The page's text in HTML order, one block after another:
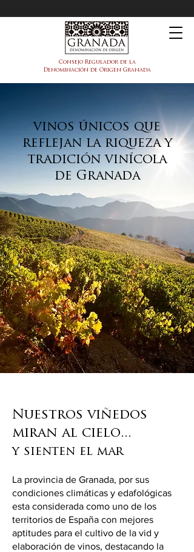
Consejo Regulador de la
Denominación de Origen Granada
vinos únicos que
reflejan la riqueza y
tradición vinícola
de Granada
Nuestros viñedos
miran al cielo...
y sienten el mar
La provincia de Granada, por sus
condiciones climáticas y edafológicas
esta considerada como uno de los
territorios de España con mejores
aptitudes para el cultivo de la vid y
elaboración de vinos, destacando la